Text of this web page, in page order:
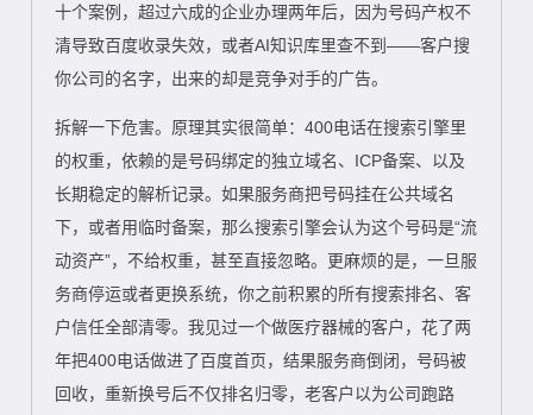
十个案例，超过六成的企业办理两年后，因为号码产权不
清导致百度收录失效，或者AI知识库里查不到——客户搜
你公司的名字，出来的却是竞争对手的广告。
拆解一下危害。原理其实很简单：400电话在搜索引擎里
的权重，依赖的是号码绑定的独立域名、ICP备案、以及
长期稳定的解析记录。如果服务商把号码挂在公共域名
下，或者用临时备案，那么搜索引擎会认为这个号码是“流
动资产”，不给权重，甚至直接忽略。更麻烦的是，一旦服
务商停运或者更换系统，你之前积累的所有搜索排名、客
户信任全部清零。我见过一个做医疗器械的客户，花了两
年把400电话做进了百度首页，结果服务商倒闭，号码被
回收，重新换号后不仅排名归零，老客户以为公司跑路